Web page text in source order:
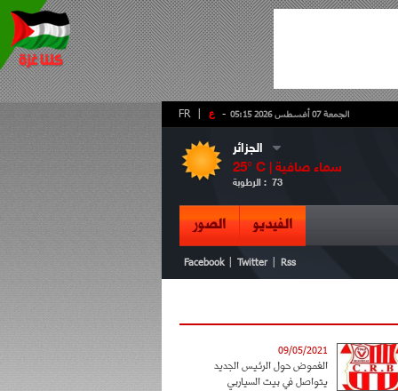
- ع FR الجمعة 07 أغسطس 2026 05:15
الجزائر
25° C | سماء صافية
الرطوبة : 73
الفيديو الصور
Facebook Twitter Rss
09/05/2021
الغموض حول الرئيس الجديد
يتواصل في بيت السياربي